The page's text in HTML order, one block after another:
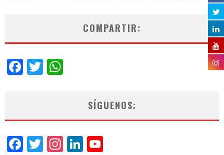
COMPARTIR:
Facebook
Twitter
SÍGUENOS:
Facebook
Twitter
Instagram
LinkedIn